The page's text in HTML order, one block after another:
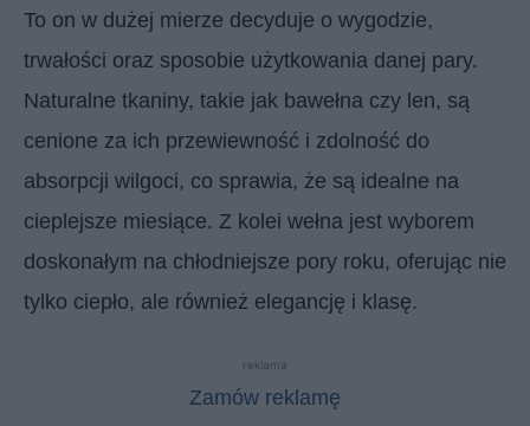
To on w dużej mierze decyduje o wygodzie,
trwałości oraz sposobie użytkowania danej pary.
Naturalne tkaniny, takie jak bawełna czy len, są
cenione za ich przewiewność i zdolność do
absorpcji wilgoci, co sprawia, że są idealne na
cieplejsze miesiące. Z kolei wełna jest wyborem
doskonałym na chłodniejsze pory roku, oferując nie
tylko ciepło, ale również elegancję i klasę.
reklama
Zamów reklamę